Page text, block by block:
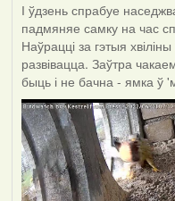
І ўдзень спрабуе
падмяняе самку на час
Наўрацці за гэтыя
развівацца. Заўтра
быць і не бачна - ямка ў